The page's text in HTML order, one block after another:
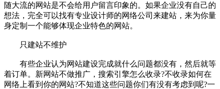
随大流的网站是不会给用户留言印象的。如果企业没有自己的
想法，完全可以找有专业设计师的网络公司来建站，来为你量
身定制一个能够体现企业特色的网站。
只建站不维护
有些企业认为网站建设完成就什么问题都没有，然后就等
着订单。新网站不做推广，搜索引擎怎么收录?不收录如何在
网络上看到你的网站?不知道这些问题你们有没有考虑到呢?一